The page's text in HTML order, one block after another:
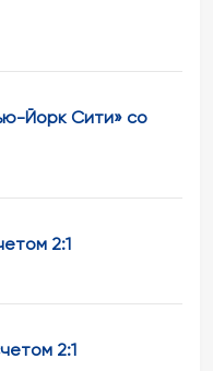
Йорк Сити» со
2:1
2:1